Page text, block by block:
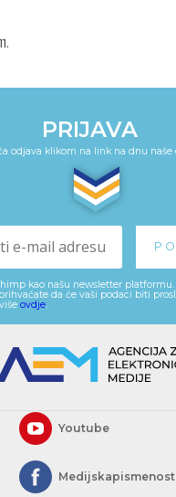
PRIJAVA
odjava klikom na link na dnu naše
kao našu newsletter
da će vaši podaci biti
ovdje
Youtube